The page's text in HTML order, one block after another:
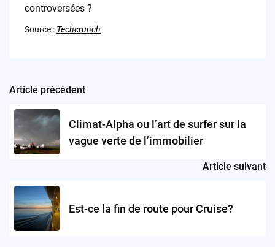
controversées ?
Source : Techcrunch
Post
navigation
Article précédent
Climat-Alpha ou l’art de surfer sur la
vague verte de l’immobilier
Article suivant
Est-ce la fin de route pour Cruise?